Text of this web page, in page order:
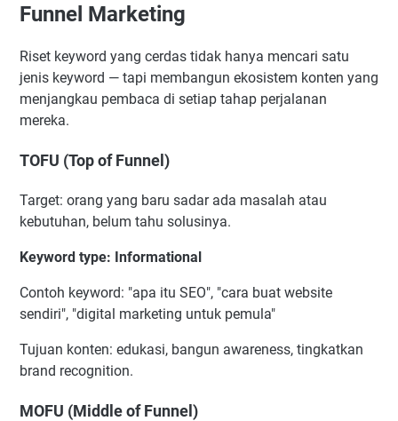
Funnel Marketing
Riset keyword yang cerdas tidak hanya mencari satu
jenis keyword — tapi membangun ekosistem konten yang
menjangkau pembaca di setiap tahap perjalanan
mereka.
TOFU (Top of Funnel)
Target: orang yang baru sadar ada masalah atau
kebutuhan, belum tahu solusinya.
Keyword type: Informational
Contoh keyword: "apa itu SEO", "cara buat website
sendiri", "digital marketing untuk pemula"
Tujuan konten: edukasi, bangun awareness, tingkatkan
brand recognition.
MOFU (Middle of Funnel)